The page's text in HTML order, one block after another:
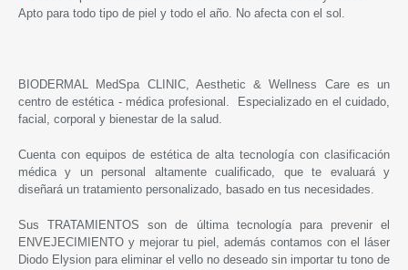
Apto para todo tipo de piel y todo el año. No afecta con el sol.
BIODERMAL MedSpa CLINIC, Aesthetic & Wellness Care es un
centro de estética - médica profesional. Especializado en el cuidado,
facial, corporal y bienestar de la salud.
Cuenta con equipos de estética de alta tecnología con clasificación
médica y un personal altamente cualificado, que te evaluará y
diseñará un tratamiento personalizado, basado en tus necesidades.
SusTRATAMIENTOS son de última tecnología para prevenir el
ENVEJECIMIENTO y mejorar tu piel, además contamos con el láser
Diodo Elysion para eliminar el vello no deseado sin importar tu tono de